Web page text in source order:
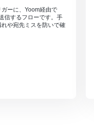
ーに、Yoom経由で
信するフローです。手
や宛先ミスを防いで確